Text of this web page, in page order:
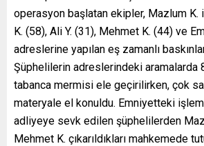
operasyon başlatan ekipler, Mazlum K.
K. (58), Ali Y. (31), Mehmet K. (44) ve
adreslerine yapılan eş zamanlı
Şüphelilerin adreslerindeki
tabanca mermisi ele geçirilirken, çok
materyale el konuldu. Emniyetteki
adliyeye sevk edilen şüphelilerden
Mehmet K. çıkarıldıkları mahkemede